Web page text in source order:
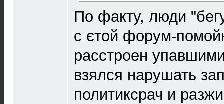
По факту, люди
с єтой форум-
расстроен
взялся нарушать
политиксрач и